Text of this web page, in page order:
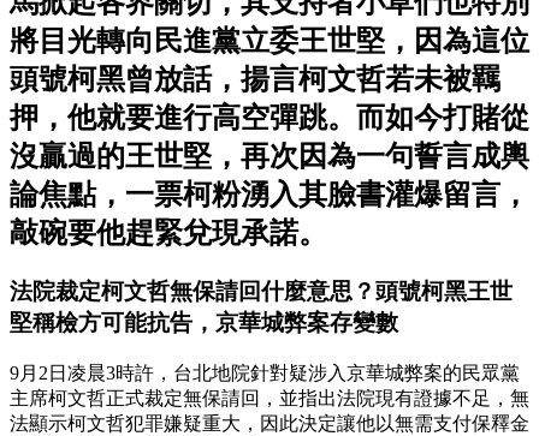
將目光轉向民進黨立委王世堅，因為這位
頭號柯黑曾放話，揚言柯文哲若未被羈
押，他就要進行高空彈跳。而如今打賭從
沒贏過的王世堅，再次因為一句誓言成輿
論焦點，一票柯粉湧入其臉書灌爆留言，
敲碗要他趕緊兌現承諾。
法院裁定柯文哲無保請回什麼意思？頭號柯黑王世
堅稱檢方可能抗告，京華城弊案存變數
9月2日凌晨3時許，台北地院針對疑涉入京華城弊案的民眾黨
主席柯文哲正式裁定無保請回，並指出法院現有證據不足，無
法顯示柯文哲犯罪嫌疑重大，因此決定讓他以無需支付保釋金